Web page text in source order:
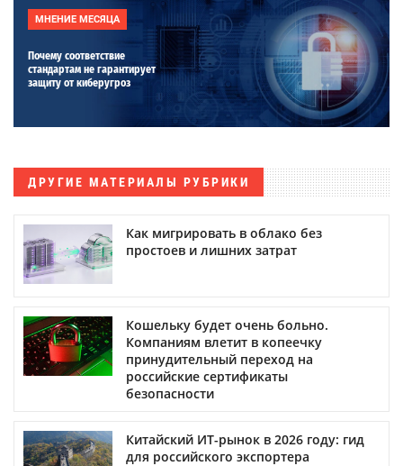
МНЕНИЕ МЕСЯЦА
Почему соответствие
стандартам не гарантирует
защиту от киберугроз
ДРУГИЕ МАТЕРИАЛЫ РУБРИКИ
Как мигрировать в облако без
простоев и лишних затрат
Кошельку будет очень больно.
Компаниям влетит в копеечку
принудительный переход на
российские сертификаты
безопасности
Китайский ИТ-рынок в 2026 году: гид
для российского экспортера